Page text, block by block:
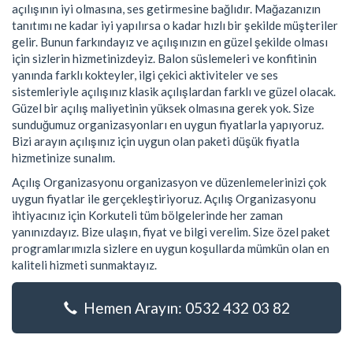
açılışının iyi olmasına, ses getirmesine bağlıdır. Mağazanızın
tanıtımı ne kadar iyi yapılırsa o kadar hızlı bir şekilde müşteriler
gelir. Bunun farkındayız ve açılışınızın en güzel şekilde olması
için sizlerin hizmetinizdeyiz. Balon süslemeleri ve konfitinin
yanında farklı kokteyler, ilgi çekici aktiviteler ve ses
sistemleriyle açılışınız klasik açılışlardan farklı ve güzel olacak.
Güzel bir açılış maliyetinin yüksek olmasına gerek yok. Size
sunduğumuz organizasyonları en uygun fiyatlarla yapıyoruz.
Bizi arayın açılışınız için uygun olan paketi düşük fiyatla
hizmetinize sunalım.
Açılış Organizasyonu organizasyon ve düzenlemelerinizi çok
uygun fiyatlar ile gerçekleştiriyoruz. Açılış Organizasyonu
ihtiyacınız için Korkuteli tüm bölgelerinde her zaman
yanınızdayız. Bize ulaşın, fiyat ve bilgi verelim. Size özel paket
programlarımızla sizlere en uygun koşullarda mümkün olan en
kaliteli hizmeti sunmaktayız.
Hemen Arayın: 0532 432 03 82